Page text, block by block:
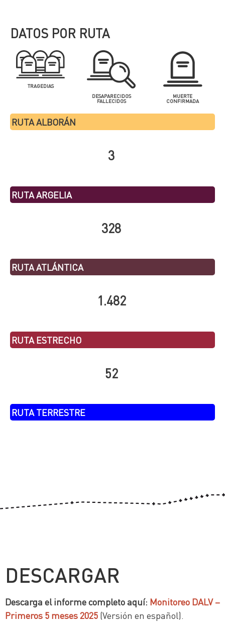
DATOS POR RUTA
TRAGEDIAS
DESAPARECIDOS
FALLECIDOS
MUERTE
CONFIRMADA
RUTA ALBORÁN
3
RUTA ARGELIA
328
RUTA ATLÁNTICA
1.482
RUTA ESTRECHO
52
RUTA TERRESTRE
DESCARGAR
Descarga el informe completo aquí: Monitoreo DALV –
Primeros 5 meses 2025 (Versión en español).